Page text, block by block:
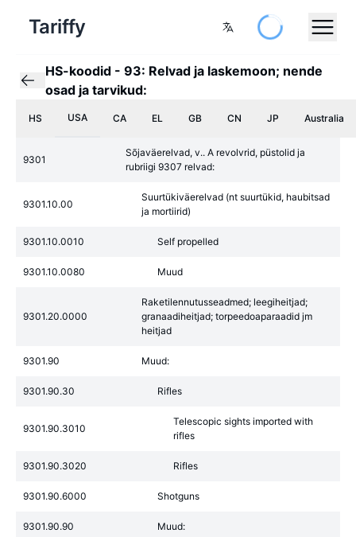
Tariffy
HS-koodid - 93: Relvad ja laskemoon; nende
osad ja tarvikud:
HS USA CA EL GB CN JP Australia
9301
Sõjaväerelvad, v.. A revolvrid, püstolid ja
rubriigi 9307 relvad:
9301.10.00
Suurtükiväerelvad (nt suurtükid, haubitsad
ja mortiirid)
9301.10.0010 Self propelled
9301.10.0080 Muud
9301.20.0000
Raketilennutusseadmed; leegiheitjad;
granaadiheitjad; torpeedoaparaadid jm
heitjad
9301.90 Muud:
9301.90.30 Rifles
9301.90.3010
Telescopic sights imported with
rifles
9301.90.3020 Rifles
9301.90.6000 Shotguns
9301.90.90 Muud: